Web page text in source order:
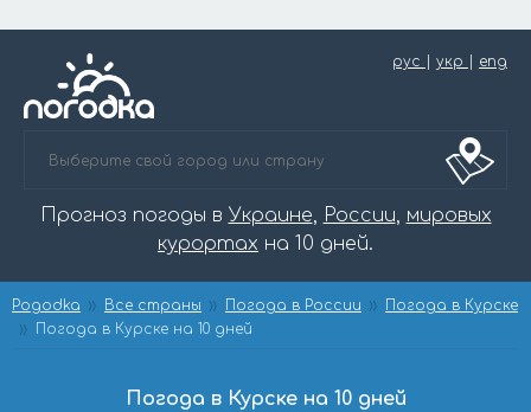
рус укр eng
Прогноз погоды в Украине, России, мировых
курортах на 10 дней.
Pogodka Все страны Погода в России
Погода в Курске
Погода в Курске на 10 дней
Погода в Курске на 10 дней